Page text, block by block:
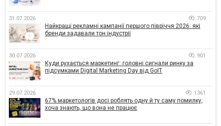
31.07.2026 709
Найкращі рекламні кампанії першого півріччя 2026: які
бренди задавали тон індустрії
30.07.2026 901
Куди рухається маркетинг: головні сигнали ринку за
підсумками Digital Marketing Day від GoIT
29.07.2026 1361
67% маркетологів досі роблять одну й ту саму помилку,
хоча знають, що вона не працює